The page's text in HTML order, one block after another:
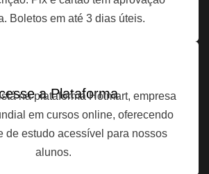
Boletos em até 3 dias úteis.
a Plataforma
na plataforma Hotmart, empresa
em cursos online, oferecendo
de estudo acessível para nossos
alunos.